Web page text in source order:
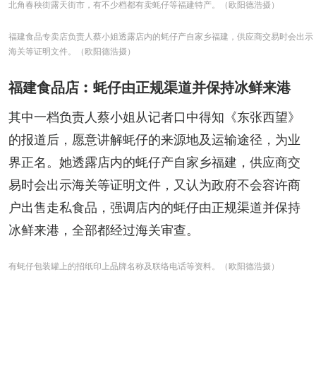
北角春秧街露天街市，有不少档都有卖蚝仔等福建特产。（欧阳德浩摄）
福建食品专卖店负责人蔡小姐透露店内的蚝仔产自家乡福建，供应商交易时会出示
海关等证明文件。（欧阳德浩摄）
福建食品店︰蚝仔由正规渠道并保持冰鲜来港
其中一档负责人蔡小姐从记者口中得知《东张西望》
的报道后，愿意讲解蚝仔的来源地及运输途径，为业
界正名。她透露店内的蚝仔产自家乡福建，供应商交
易时会出示海关等证明文件，又认为政府不会容许商
户出售走私食品，强调店内的蚝仔由正规渠道并保持
冰鲜来港，全部都经过海关审查。
有蚝仔包装罐上的招纸印上品牌名称及联络电话等资料。（欧阳德浩摄）